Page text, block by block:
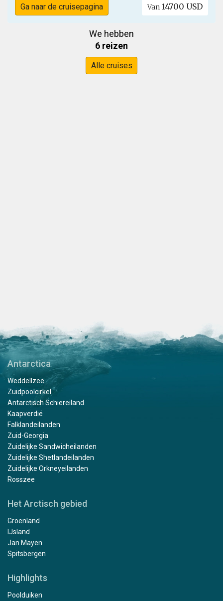
Ga naar de cruisepagina Van 14700 USD
We hebben
6 reizen
Alle cruises
Antarctica
Weddellzee
Zuidpoolcirkel
Antarctisch Schiereiland
Kaapverdië
Falklandeilanden
Zuid-Georgia
Zuidelijke Sandwicheilanden
Zuidelijke Shetlandeilanden
Zuidelijke Orkneyeilanden
Rosszee
Het Arctisch gebied
Groenland
IJsland
Jan Mayen
Spitsbergen
Highlights
Poolduiken